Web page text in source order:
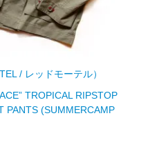
/ レッドモーテル）
TROPICAL RIPSTOP
PANTS (SUMMERCAMP